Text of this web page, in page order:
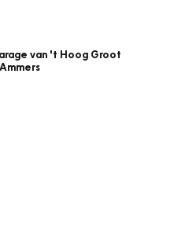
van 't Hoog Groot
Ammers